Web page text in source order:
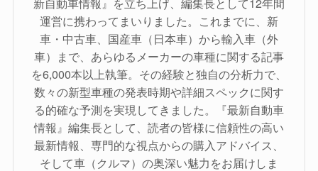
運営に携わってまいりました。これまでに、新
車・中古車、国産車（日本車）から輸入車（外
車）まで、あらゆるメーカーの車種に関する記事
を6,000本以上執筆。その経験と独自の分析力で、
数々の新型車種の発表時期や詳細スペックに関す
る的確な予測を実現してきました。『最新自動車
情報』編集長として、読者の皆様に信頼性の高い
最新情報、専門的な視点からの購入アドバイス、
そして車（クルマ）の奥深い魅力をお届けしま